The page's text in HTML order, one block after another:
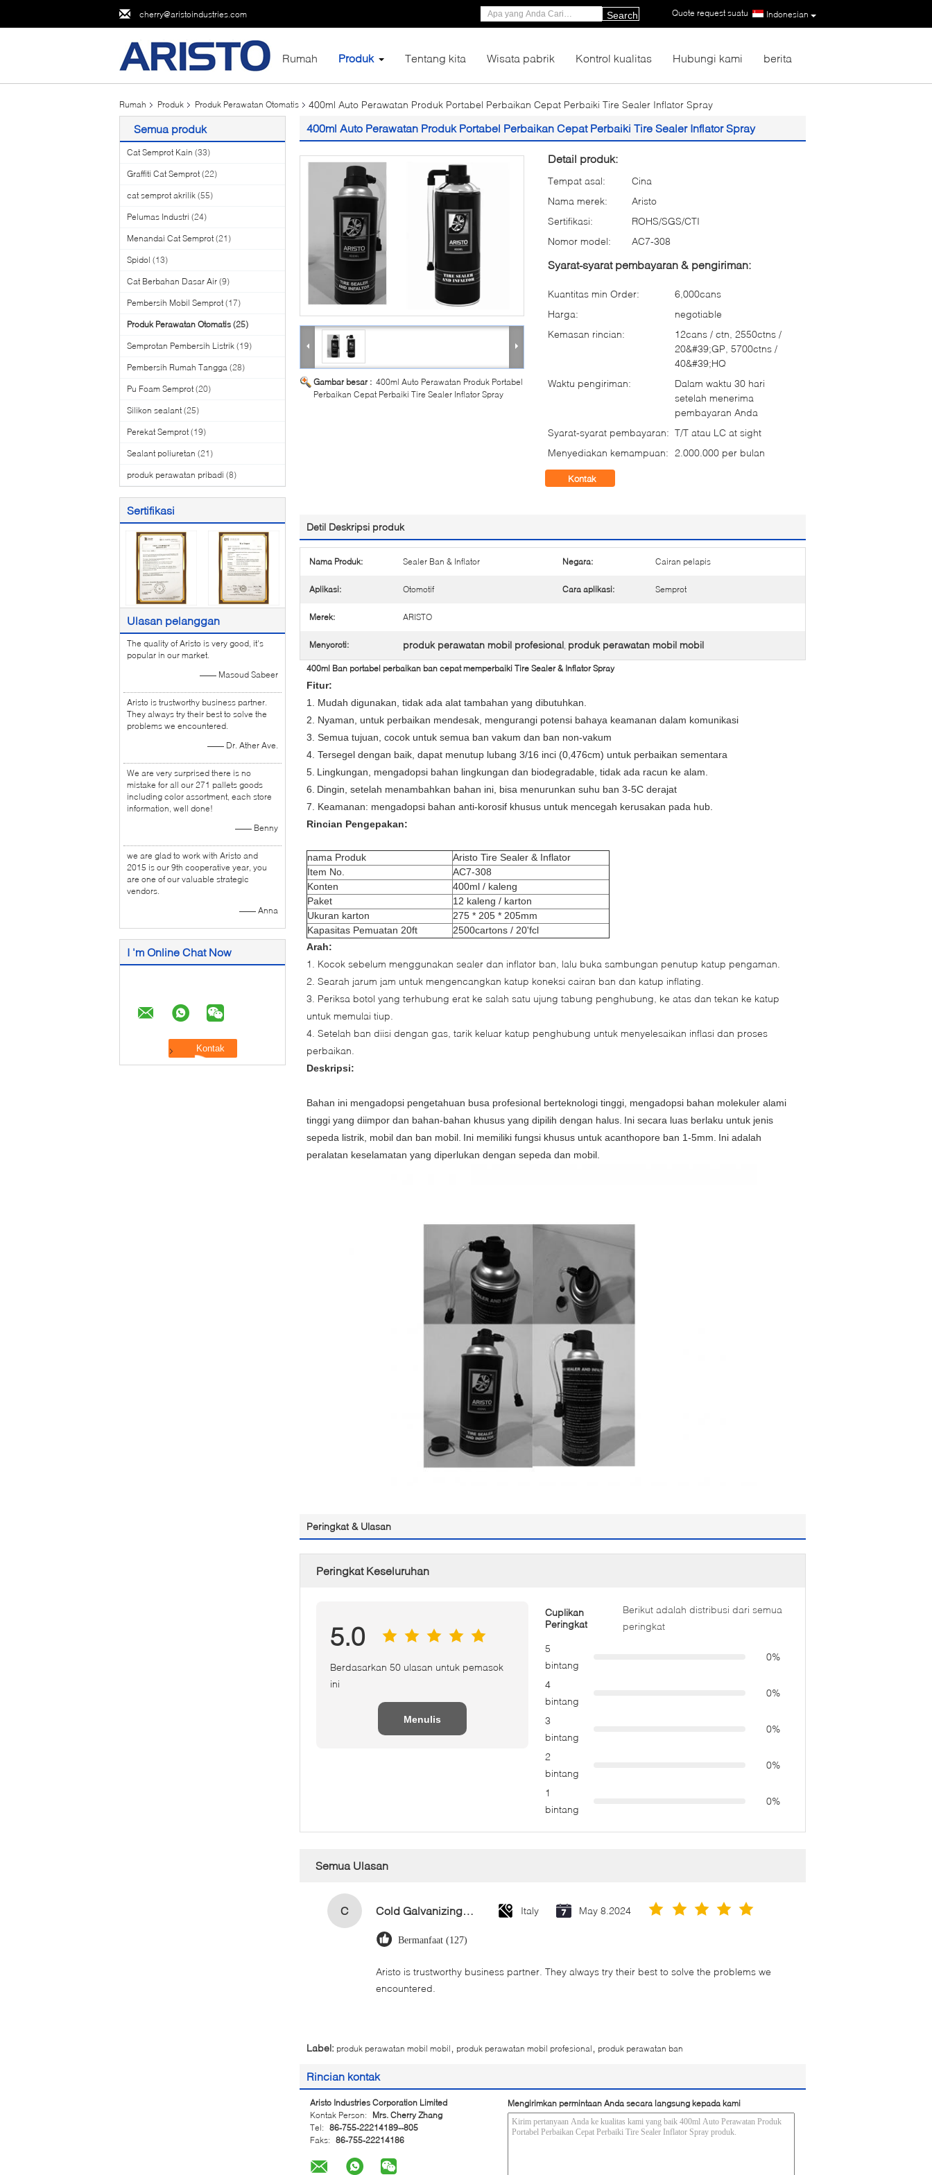
cherry@aristoindustries.com Indonesian
Quote request suatu |
Search
Rumah Produk Tentang kita Wisata pabrik Kontrol kualitas Hubungi kami berita
Rumah Produk Produk Perawatan Otomatis 400ml Auto Perawatan Produk Portabel Perbaikan Cepat Perbaiki Tire Sealer Inflator Spray
Semua produk
Cat Semprot Kain (33)
Graffiti Cat Semprot (22)
cat semprot akrilik (55)
Pelumas Industri (24)
Menandai Cat Semprot (21)
Spidol (13)
Cat Berbahan Dasar Air (9)
Pembersih Mobil Semprot (17)
Produk Perawatan Otomatis (25)
Semprotan Pembersih Listrik (19)
Pembersih Rumah Tangga (28)
Pu Foam Semprot (20)
Silikon sealant (25)
Perekat Semprot (19)
Sealant poliuretan (21)
produk perawatan pribadi (8)
Sertifikasi
Ulasan pelanggan
The quality of Aristo is very good, it's
popular in our market.
—— Masoud Sabeer
Aristo is trustworthy business partner.
They always try their best to solve the
problems we encountered.
—— Dr. Ather Ave.
We are very surprised there is no
mistake for all our 271 pallets goods
including color assortment, each store
information, well done!
—— Benny
we are glad to work with Aristo and
2015 is our 9th cooperative year, you
are one of our valuable strategic
vendors.
—— Anna
I 'm Online Chat Now
400ml Auto Perawatan Produk Portabel Perbaikan Cepat Perbaiki Tire Sealer Inflator Spray
Gambar besar : 400ml Auto Perawatan Produk Portabel
Perbaikan Cepat Perbaiki Tire Sealer Inflator Spray
Detail produk:
Tempat asal:
Cina
Nama merek:
Aristo
Sertifikasi:
ROHS/SGS/CTI
Nomor model:
AC7-308
Syarat-syarat pembayaran & pengiriman:
Kuantitas min Order:
6,000cans
Harga:
negotiable
Kemasan rincian:
12cans / ctn, 2550ctns /
20&#39;GP, 5700ctns /
40&#39;HQ
Waktu pengiriman:
Dalam waktu 30 hari
setelah menerima
pembayaran Anda
Syarat-syarat pembayaran: T/T atau LC at sight
Menyediakan kemampuan:
2.000.000 per bulan
Kontak
Detil Deskripsi produk
Nama Produk: Sealer Ban & Inflator Negara: Cairan pelapis
Aplikasi: Otomotif Cara aplikasi: Semprot
Merek: ARISTO
Menyoroti: produk perawatan mobil profesional, produk perawatan mobil mobil
400ml Ban portabel perbaikan ban cepat memperbaiki Tire Sealer & Inflator Spray
Fitur:
1. Mudah digunakan, tidak ada alat tambahan yang dibutuhkan.
2. Nyaman, untuk perbaikan mendesak, mengurangi potensi bahaya keamanan dalam komunikasi
3. Semua tujuan, cocok untuk semua ban vakum dan ban non-vakum
4. Tersegel dengan baik, dapat menutup lubang 3/16 inci (0,476cm) untuk perbaikan sementara
5. Lingkungan, mengadopsi bahan lingkungan dan biodegradable, tidak ada racun ke alam.
6. Dingin, setelah menambahkan bahan ini, bisa menurunkan suhu ban 3-5C derajat
7. Keamanan: mengadopsi bahan anti-korosif khusus untuk mencegah kerusakan pada hub.
Rincian Pengepakan:
nama Produk
Aristo Tire Sealer & Inflator
Item No.
AC7-308
Konten
400ml / kaleng
Paket
12 kaleng / karton
Ukuran karton
275 * 205 * 205mm
Kapasitas Pemuatan 20ft
2500cartons / 20'fcl
Arah:
1. Kocok sebelum menggunakan sealer dan inflator ban, lalu buka sambungan penutup katup pengaman.
2. Searah jarum jam untuk mengencangkan katup koneksi cairan ban dan katup inflating.
3. Periksa botol yang terhubung erat ke salah satu ujung tabung penghubung, ke atas dan tekan ke katup
untuk memulai tiup.
4. Setelah ban diisi dengan gas, tarik keluar katup penghubung untuk menyelesaikan inflasi dan proses
perbaikan.
Deskripsi:
Bahan ini mengadopsi pengetahuan busa profesional berteknologi tinggi, mengadopsi bahan molekuler alami
tinggi yang diimpor dan bahan-bahan khusus yang dipilih dengan halus. Ini secara luas berlaku untuk jenis
sepeda listrik, mobil dan ban mobil. Ini memiliki fungsi khusus untuk acanthopore ban 1-5mm. Ini adalah
peralatan keselamatan yang diperlukan dengan sepeda dan mobil.
Peringkat & Ulasan
Peringkat Keseluruhan
5.0
Berdasarkan 50 ulasan untuk pemasok
ini
Menulis
Cuplikan
Peringkat
Berikut adalah distribusi dari semua
peringkat
5
bintang
0%
4
bintang
0%
3
bintang
0%
2
bintang
0%
1
bintang
0%
Semua Ulasan
C Cold Galvanizing Zinc Spray Paint 400ml Italy May 8.2024
Bermanfaat (127)
Aristo is trustworthy business partner. They always try their best to solve the problems we
encountered.
Label: produk perawatan mobil mobil produk perawatan mobil profesional produk perawatan ban
Rincian kontak
Aristo Industries Corporation Limited
Kontak Person:
Mrs. Cherry Zhang
Tel: 86-755-22214189--805
Faks: 86-755-22214186
Mengirimkan permintaan Anda secara langsung kepada kami